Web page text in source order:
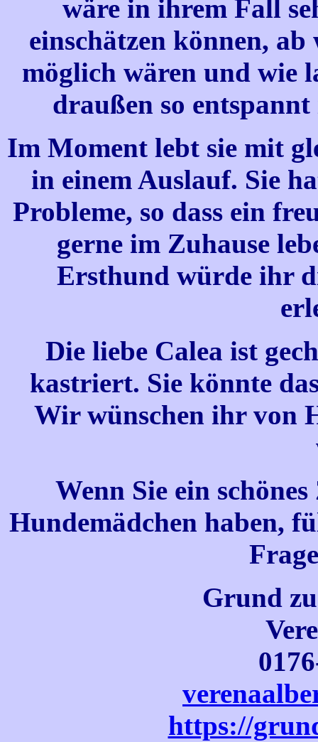
wäre in ihrem Fall
einschätzen können,
möglich wären und wie
draußen so entspannt
Im Moment lebt sie mit
in einem Auslauf. Sie
Probleme, so dass ein
gerne im Zuhause
Ersthund würde ihr
Die liebe Calea ist
kastriert. Sie könnte
Wir wünschen ihr von
Wenn Sie ein
Hundemädchen haben,
Grund
https://